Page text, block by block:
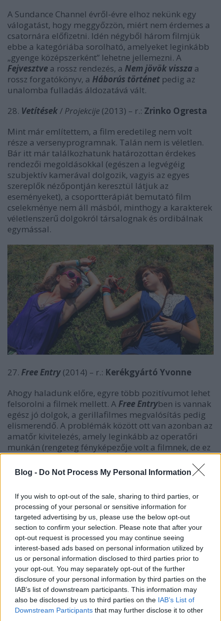
Blog - Do Not Process My Personal Information
If you wish to opt-out of the sale, sharing to third parties, or
processing of your personal or sensitive information for
targeted advertising by us, please use the below opt-out
section to confirm your selection. Please note that after your
opt-out request is processed you may continue seeing
interest-based ads based on personal information utilized by
us or personal information disclosed to third parties prior to
your opt-out. You may separately opt-out of the further
disclosure of your personal information by third parties on the
IAB’s list of downstream participants. This information may
also be disclosed by us to third parties on the IAB’s List of
Downstream Participants that may further disclose it to other
A Sundance Channel évről-évre elhoz nekünk egy
válogatást, hogy meggyőzzön, miért nem érdemes a
csatornára előfizetni. Idén négyből három filmjük
ebbe a kategóriába sorolható, amelyeket leginkább
„gyenge középszerként” lehetne jellemezni. A
Fejvesztve a rossz rendezés, a Nem jövök vissza a
rossz forgatókönyv, a Háborús történet pedig az
unalomba fulladás áldozatává vált.
28. Vetítések/ Projekcije (2013) – r.: Zrinko Ogresta
Mint már említettem, a film eredetileg nem volt
része a versenyprogramnak. Talán nem is véletlen.
Bár itt már találkozhatunk határozottan érdekes
rendezői megoldásokkal (egészen a legvégéig
szubjektív kamerával dolgozik, vagyis az egyes
szereplők nézőpontján keresztül látjuk az
eseményeket), a csoportterápiát bemutató film
cselekménye nem áll másból, minthogy a karakterek
véletlenszerű dolgokról társalognak és ordibálnak
egymással.
27. Free Entry (2014) – r.: Kerékgyártó Yvonne
Ahogy haladunk előre, egyre több pozitívumot lehet
felsorolni a filmek mellett. AFree Entryben is vannak
egész jó dolgok, a gerillafilmes megvalósítás pedig
elismerendő. A problémák között ott van azonban az
amatőr kivitelezés, amely leginkább az operatőri
munkán (rengeteg fényképezője volt a filmnek, de ez
inkább negatívan hatott), a forgatókönyvön (a 70
perces filmben sajnos kb. csak 40 percnyi történet
van) és a színészi játékon látszódik meg. A biztató
meló, a remek hangulat, valamint ironikus módon a
forgatókönyv és a színészi játék, ugyanis a két
utóbbi legalább annyi pozitívummal kompenzál,
amennyi elmaradásuk van.
26.Carmen(2013) – r.:Doru Nitescu
A román film egy rákos kislány történetét, anyja
szenvedését és az orvosok tanácstalanságát, illetve
szakmai egyet nem értését mutatja be. Akár
nagyszerű is lehetne, a dráma ugyanis megvan, de a